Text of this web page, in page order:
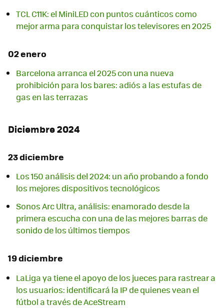
TCL C11K: el MiniLED con puntos cuánticos como
mejor arma para conquistar los televisores en 2025
02 enero
Barcelona arranca el 2025 con una nueva
prohibición para los bares: adiós a las estufas de
gas en las terrazas
Diciembre 2024
23 diciembre
Los 150 análisis del 2024: un año probando a fondo
los mejores dispositivos tecnológicos
Sonos Arc Ultra, análisis: enamorado desde la
primera escucha con una de las mejores barras de
sonido de los últimos tiempos
19 diciembre
LaLiga ya tiene el apoyo de los jueces para rastrear a
los usuarios: identificará la IP de quienes vean el
fútbol a través de AceStream